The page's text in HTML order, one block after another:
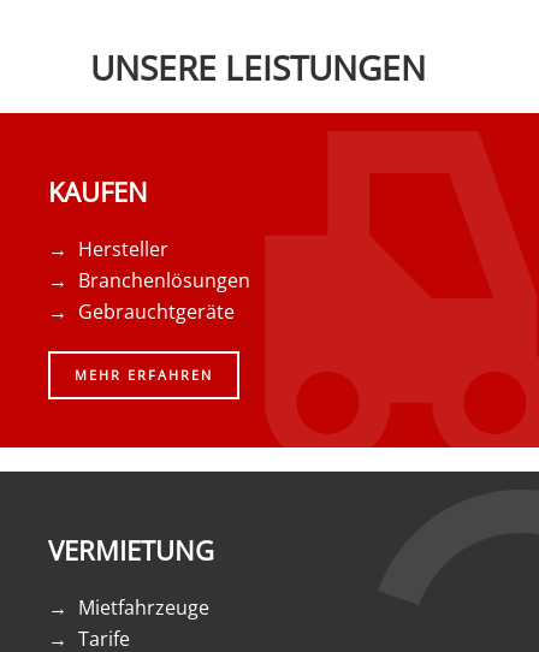
UNSERE LEISTUNGEN
KAUFEN
Hersteller
Branchenlösungen
Gebrauchtgeräte
MEHR ERFAHREN
VERMIETUNG
Mietfahrzeuge
Tarife